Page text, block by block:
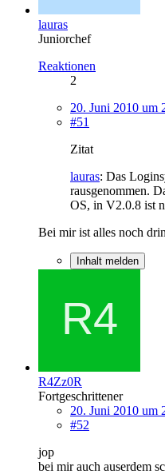
lauras
Juniorchef
Reaktionen
2
20. Juni 2010 um
#51
Zitat
lauras: Das
rausgenommen.
OS, in V2.0.8 ist
Bei mir ist alles noch
Inhalt melden
R4Zz0R
Fortgeschrittener
20. Juni 2010 um
#52
jop
bei mir auch auserdem